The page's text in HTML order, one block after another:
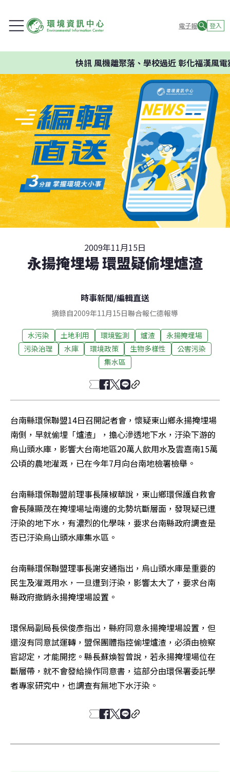
電子報 登入
快訊風機離聚落、學校過近 彰化福漢風電
2009年11月15日
永揚掩埋場 環盟疑偷埋爐渣
時事新聞/編輯直送
摘錄自2009年11月15日聯合報仁德報導
水污染 土地利用 環境監測 爐渣
永揚掩埋場
污染治理
水庫 環境政策 生物多樣性
公害污染
集水區
台南縣環保聯盟14日召開記者會，懷疑東山鄉永揚掩埋場
南側，早就偷埋「爐渣」，擔心滲透地下水，汙染下游的
烏山頭水庫，影響大台南地區20萬人飲用水及雲嘉南15萬
公頃的農地灌溉，已在今年7月向台南地檢署檢舉。
台南縣環保聯盟前理事長陳椒華說，東山鄉環保護自救會
會長陳顯茂在掩埋場址南邊的北勢坑斷層面，發現疑已遭
汙染的地下水，有濃烈的化學味，要求台南縣政府調查是
否已汙染烏山頭水庫集水區。
台南縣環保聯盟理事長謝安通指出，烏山頭水庫是重要的
民生及灌溉用水，一旦遭到汙染，影響太大了，要求台南
縣政府撤銷永揚掩埋場設置。
環保局副局長侯俊彥指出，縣府同意永揚掩埋場設置，但
還沒有同意試運轉，盟保團體指控偷埋爐渣，必須由檢察
官認定，才能開挖。縣長蘇煥智曾說，若永揚掩埋場位在
斷層帶，就不會發給操作同意書，這部分由環保署委託學
者專家研究中，也調查有無地下水汙染。